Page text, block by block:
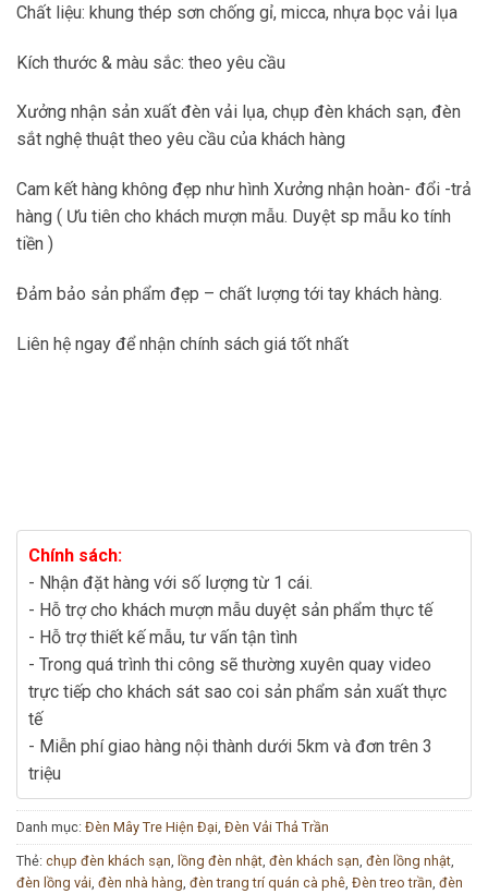
Chất liệu: khung thép sơn chống gỉ, micca, nhựa bọc vải lụa
Kích thước & màu sắc: theo yêu cầu
Xưởng nhận sản xuất đèn vải lụa, chụp đèn khách sạn, đèn
sắt nghệ thuật theo yêu cầu của khách hàng
Cam kết hàng không đẹp như hình Xưởng nhận hoàn- đổi -trả
hàng ( Ưu tiên cho khách mượn mẫu. Duyệt sp mẫu ko tính
tiền )
Đảm bảo sản phẩm đẹp – chất lượng tới tay khách hàng.
Liên hệ ngay để nhận chính sách giá tốt nhất
Chính sách:
- Nhận đặt hàng với số lượng từ 1 cái.
- Hỗ trợ cho khách mượn mẫu duyệt sản phẩm thực tế
- Hỗ trợ thiết kế mẫu, tư vấn tận tình
- Trong quá trình thi công sẽ thường xuyên quay video
trực tiếp cho khách sát sao coi sản phẩm sản xuất thực
tế
- Miễn phí giao hàng nội thành dưới 5km và đơn trên 3
triệu
Danh mục: Đèn Mây Tre Hiện Đại Đèn Vải Thả Trần
Thẻ: chụp đèn khách sạn lồng đèn nhật đèn khách sạn đèn lồng nhật
đèn lồng vải đèn nhà hàng đèn trang trí quán cà phê Đèn treo trần đèn